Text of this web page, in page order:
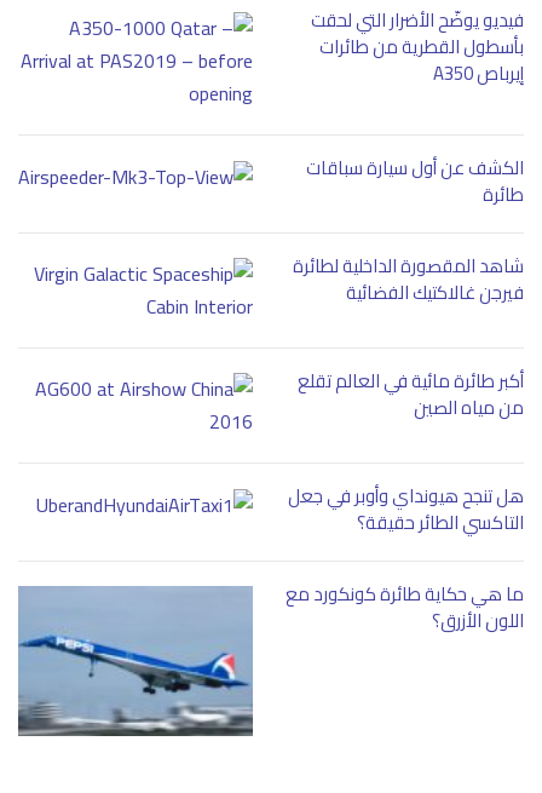
فيديو يوضّح الأضرار التي لحقت
بأسطول القطرية من طائرات
إيرباص A350
الكشف عن أول سيارة سباقات
طائرة
شاهد المقصورة الداخلية لطائرة
فيرجن غالاكتيك الفضائية
أكبر طائرة مائية في العالم تقلع
من مياه الصين
هل تنجح هيونداي وأوبر في جعل
التاكسي الطائر حقيقة؟
ما هي حكاية طائرة كونكورد مع
اللون الأزرق؟